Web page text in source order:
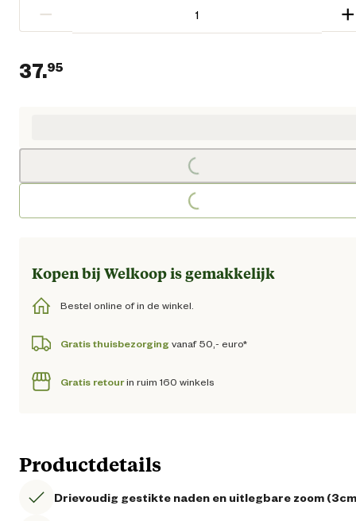
− +
37.95
Loading...
Loading...
Kopen bij Welkoop is gemakkelijk
Bestel online of in de winkel.
Gratis thuisbezorging vanaf 50,- euro*
Gratis retourin ruim 160 winkels
Productdetails
Drievoudig gestikte naden en uitlegbare zoom